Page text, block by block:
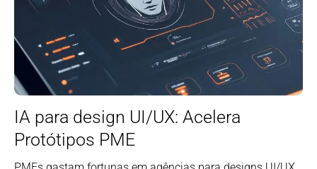
IA para design UI/UX: Acelera
Protótipos PME